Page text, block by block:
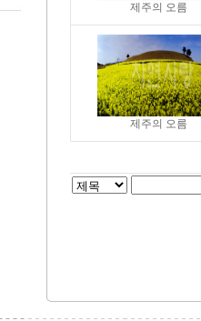
제주의 오름
제주의 오름